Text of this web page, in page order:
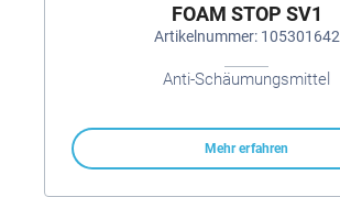
FOAM STOP SV1
Artikelnummer: 105301642
Anti-Schäumungsmittel
Mehr erfahren